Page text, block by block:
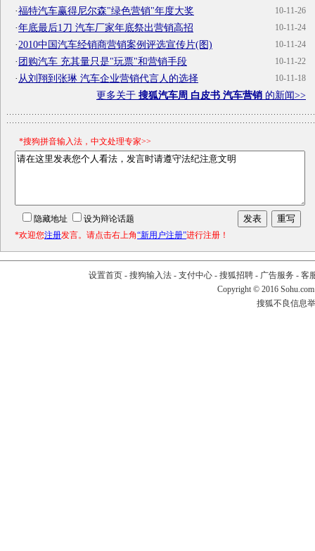
10-11-26
·福特汽车赢得尼尔森"绿色营销"年度大奖
10-11-24
·年底最后1刀 汽车厂家年底祭出营销高招
10-11-24
·2010中国汽车经销商营销案例评选宣传片(图)
10-11-22
·团购汽车 充其量只是"玩票"和营销手段
10-11-18
· 从刘翔到张琳 汽车企业营销代言人的选择
更多关于 搜狐汽车周 白皮书 汽车营销 的新闻>>
*搜狗拼音输入法，中文处理专家>>
隐藏地址
设为辩论话题
*欢迎您注册发言。请点击右上角“新用户注册”进行注册！
设置首页- 搜狗输入法- 支付中心- 搜狐招聘- 广告服务 - 客
Copyright © 2016
搜狐不良信息